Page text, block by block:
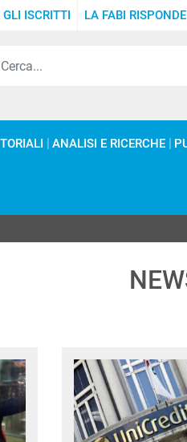
GLI ISCRITTI LA FABI RISPONDE
ANALISI E RICERCHE